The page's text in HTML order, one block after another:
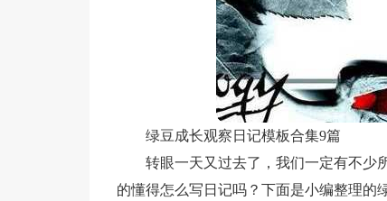
绿豆成长观察日记模板合集9篇
转眼一天又过去了，我们一定有不少
的懂得怎么写日记吗？下面是小编整理的